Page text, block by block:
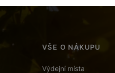
VŠE O NÁKUPU
Výdejní místa